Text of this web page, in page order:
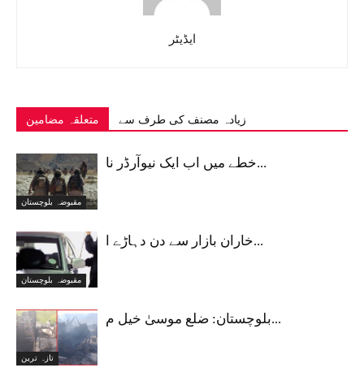
ایڈیٹر
متعلقہ مضامین زیادہ مصنف کی طرف سے
مقبوضہ بلوچستان
خطے میں اب ایک نیوآرڈر نا...
مقبوضہ بلوچستان
خاران بازار سے دن دہاڑے ا...
تازہ ترین
بلوچستان: ضلع موسیٰ خیل م...